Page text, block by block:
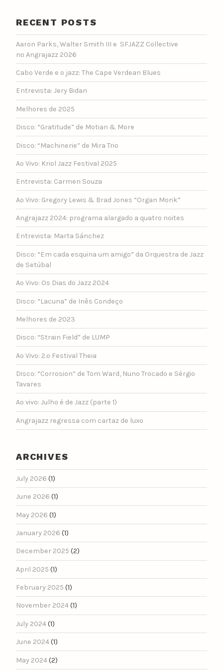
RECENT POSTS
Aaron Parks, Walter Smith III e SFJAZZ Collective
no Angrajazz 2026
Cabo Verde e o jazz: The Cape Verdean Blues
Entrevista: Jery Bidan
Melhores de 2025
Disco: “Gratitude” de Motian & More
Disco: “Machinerie” de Mira Trio
Ao Vivo: Kriol Jazz Festival 2025
Entrevista: Carmen Souza
Ao Vivo: Gregory Lewis & Brad Jones “Organ Monk”
Angrajazz 2024: programa alargado a quatro noites
Entrevista: Marta Sánchez
Disco: “Em cada esquina um amigo” da Orquestra de Jazz
de Setúbal
Ao Vivo: Os Dias do Jazz 2024
Disco: “Lacuna” de Inês Condeço
Melhores de 2023
Disco: “Strain Field” de LUMP
Ao Vivo: 2.º Festival Theia
Disco: “Corrosion” de Tom Ward, Nuno Trocado e Sérgio
Tavares
Ao vivo: Julho é de Jazz (parte 1)
Angrajazz regressa com cartaz de luxo
ARCHIVES
July 2026 (1)
June 2026 (1)
May 2026 (1)
January 2026 (1)
December 2025 (2)
April 2025 (1)
February 2025 (1)
November 2024(1)
July 2024(1)
June 2024(1)
May 2024(2)